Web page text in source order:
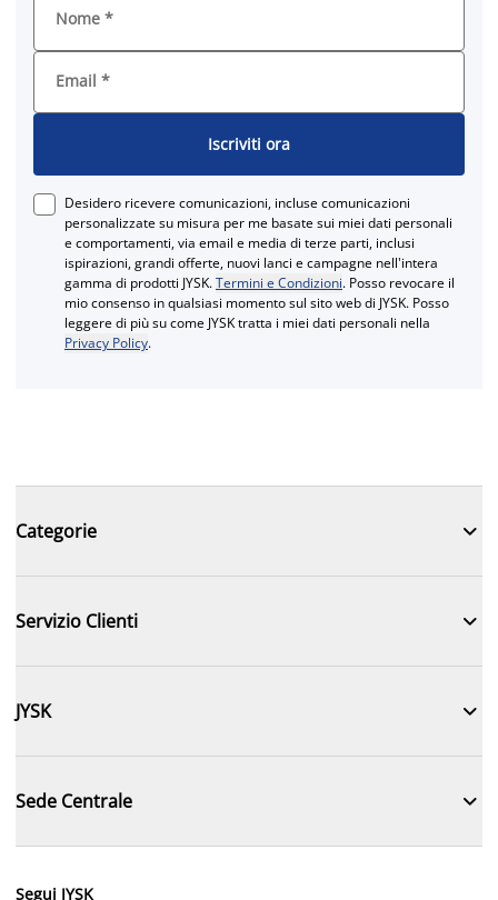
Nome *
Email *
Iscriviti ora
Desidero ricevere comunicazioni, incluse comunicazioni
personalizzate su misura per me basate sui miei dati personali
e comportamenti, via email e media di terze parti, inclusi
ispirazioni, grandi offerte, nuovi lanci e campagne nell'intera
gamma di prodotti JYSK.Termini e Condizioni. Posso revocare il
mio consenso in qualsiasi momento sul sito web di JYSK. Posso
leggere di più su come JYSK tratta i miei dati personali nella
Privacy Policy.
Categorie 
Servizio Clienti 
JYSK 
Sede Centrale 
Segui JYSK